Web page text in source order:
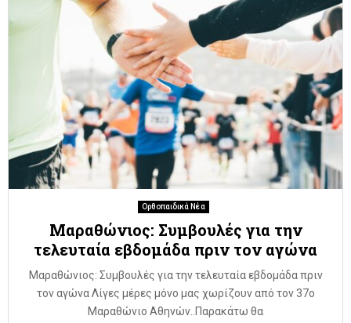
Ορθοπαιδικά Νέα
Μαραθώνιος: Συμβουλές για την
τελευταία εβδομάδα πριν τον αγώνα
Μαραθώνιος: Συμβουλές για την τελευταία εβδομάδα πριν
τον αγώνα Λίγες μέρες μόνο μας χωρίζουν από τον 37ο
Μαραθώνιο Αθηνών..Παρακάτω θα